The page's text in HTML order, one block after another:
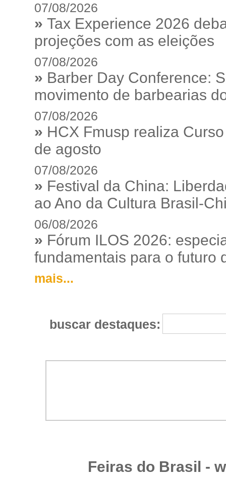
07/08/2026
» Tax Experience 2026
projeções com as eleições
07/08/2026
» Barber Day Conference:
movimento de barbearias
07/08/2026
» HCX Fmusp realiza
de agosto
07/08/2026
» Festival da China:
ao Ano da Cultura Brasil-
06/08/2026
» Fórum ILOS 2026:
fundamentais para o futuro
mais...
buscar destaques:
Feiras do Brasil -